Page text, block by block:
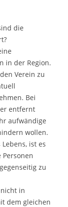
die
in der Region.
Verein zu
Bei
entfernt
aufwändige
wollen.
ist es
zu
in
dem gleichen